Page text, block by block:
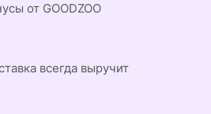
от GOODZOO
всегда выручит